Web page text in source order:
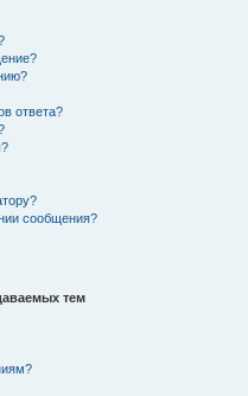
ответа?
сообщения?
тем